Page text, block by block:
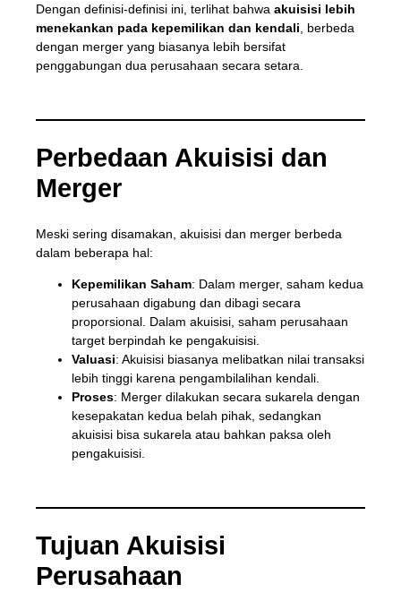
Dengan definisi-definisi ini, terlihat bahwa akuisisi lebih
menekankan pada kepemilikan dan kendali , berbeda
dengan merger yang biasanya lebih bersifat
penggabungan dua perusahaan secara setara.
Perbedaan Akuisisi dan
Merger
Meski sering disamakan, akuisisi dan merger berbeda
dalam beberapa hal:
Kepemilikan Saham: Dalam merger, saham kedua
perusahaan digabung dan dibagi secara
proporsional. Dalam akuisisi, saham perusahaan
target berpindah ke pengakuisisi.
Valuasi: Akuisisi biasanya melibatkan nilai transaksi
lebih tinggi karena pengambilalihan kendali.
Proses: Merger dilakukan secara sukarela dengan
kesepakatan kedua belah pihak, sedangkan
akuisisi bisa sukarela atau bahkan paksa oleh
pengakuisisi.
Tujuan Akuisisi
Perusahaan